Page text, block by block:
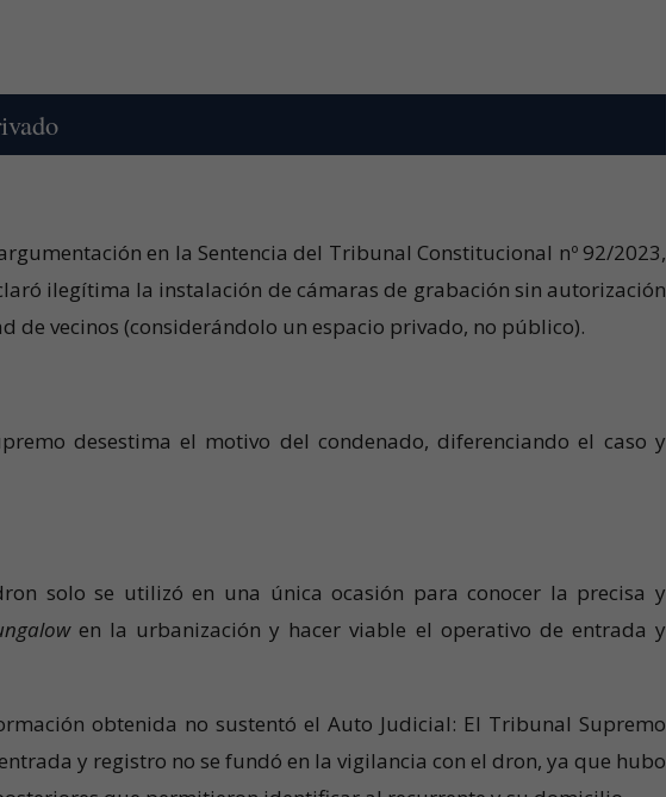
en la Sentencia del Tribunal Constitucional nº 92/2023,
ilegítima la instalación de cámaras de grabación sin autorización
de vecinos (considerándolo un espacio privado, no público).
desestima el motivo del condenado, diferenciando el caso y
solo se utilizó en una única ocasión para conocer la precisa y
en la urbanización y hacer viable el operativo de entrada y
obtenida no sustentó el Auto Judicial: El Tribunal Supremo
y registro no se fundó en la vigilancia con el dron, ya que hubo